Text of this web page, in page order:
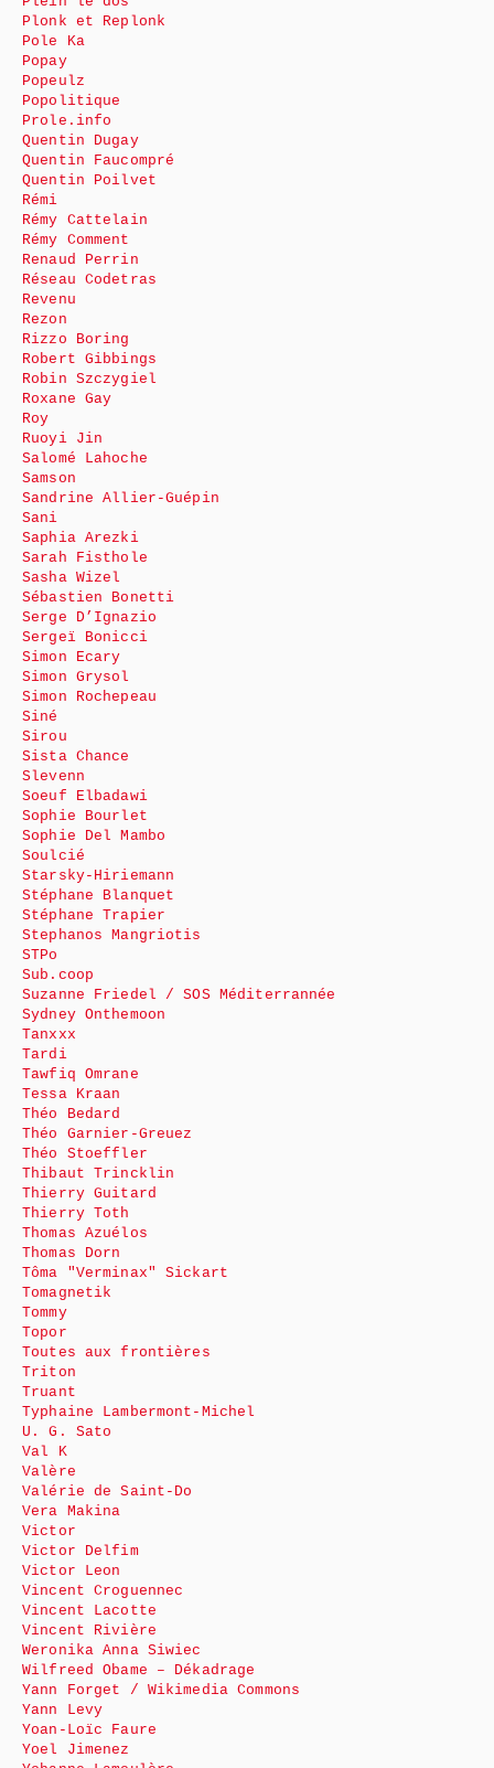
Plonk et Replonk
Pole Ka
Popay
Popeulz
Popolitique
Prole.info
Quentin Dugay
Quentin Faucompré
Quentin Poilvet
Rémi
Rémy Cattelain
Rémy Comment
Renaud Perrin
Réseau Codetras
Revenu
Rezon
Rizzo Boring
Robert Gibbings
Robin Szczygiel
Roxane Gay
Roy
Ruoyi Jin
Salomé Lahoche
Samson
Sandrine Allier-Guépin
Sani
Saphia Arezki
Sarah Fisthole
Sasha Wizel
Sébastien Bonetti
Serge D’Ignazio
Sergeï Bonicci
Simon Ecary
Simon Grysol
Simon Rochepeau
Siné
Sirou
Sista Chance
Slevenn
Soeuf Elbadawi
Sophie Bourlet
Sophie Del Mambo
Soulcié
Starsky-Hiriemann
Stéphane Blanquet
Stéphane Trapier
Stephanos Mangriotis
STPo
Sub.coop
Suzanne Friedel / SOS Méditerrannée
Sydney Onthemoon
Tanxxx
Tardi
Tawfiq Omrane
Tessa Kraan
Théo Bedard
Théo Garnier-Greuez
Théo Stoeffler
Thibaut Trincklin
Thierry Guitard
Thierry Toth
Thomas Azuélos
Thomas Dorn
Tôma "Verminax" Sickart
Tomagnetik
Tommy
Topor
Toutes aux frontières
Triton
Truant
Typhaine Lambermont-Michel
U. G. Sato
Val K
Valère
Valérie de Saint-Do
Vera Makina
Victor
Victor Delfim
Victor Leon
Vincent Croguennec
Vincent Lacotte
Vincent Rivière
Weronika Anna Siwiec
Wilfreed Obame – Dékadrage
Yann Forget / Wikimedia Commons
Yann Levy
Yoan-Loïc Faure
Yoel Jimenez